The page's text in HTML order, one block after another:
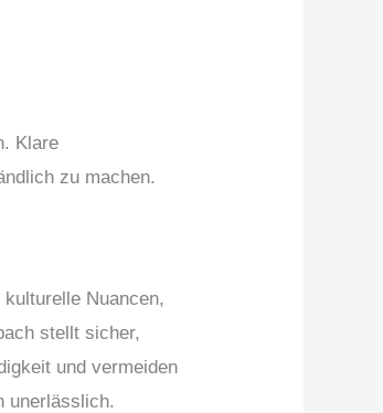
Klare
zu machen.
Nuancen,
stellt sicher,
und vermeiden
unerlässlich.